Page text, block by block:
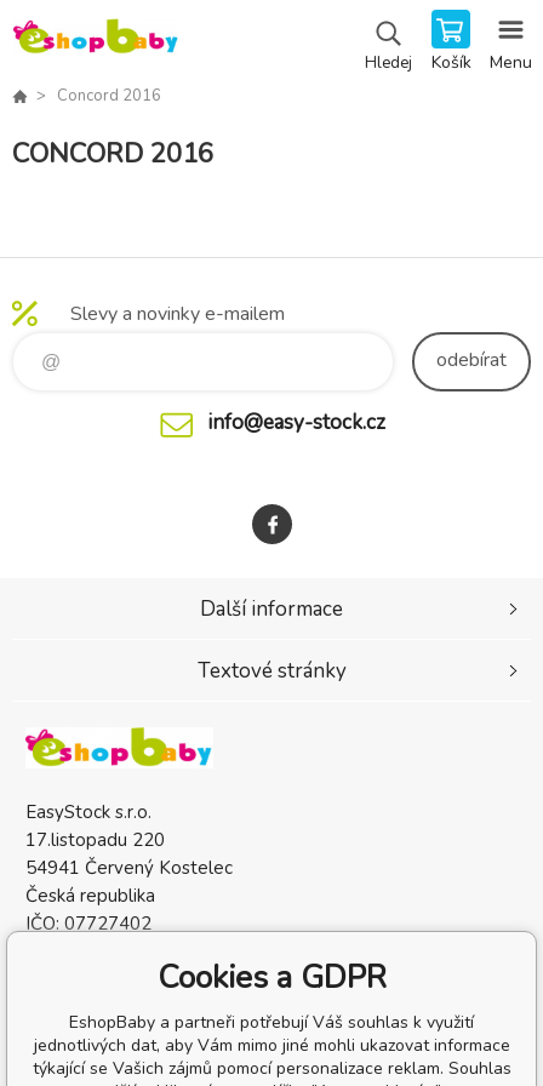
Hledej Košík Menu
Concord 2016
CONCORD 2016
Slevy a novinky e-mailem
odebírat
info@easy-stock.cz
EasyStock s.r.o.
17.listopadu 220
54941 Červený Kostelec
Česká republika
IČO: 07727402
Další informace
Textové stránky
Cookies a GDPR
EshopBaby a partneři potřebují Váš souhlas k využití
jednotlivých dat, aby Vám mimo jiné mohli ukazovat informace
týkající se Vašich zájmů pomocí personalizace reklam. Souhlas